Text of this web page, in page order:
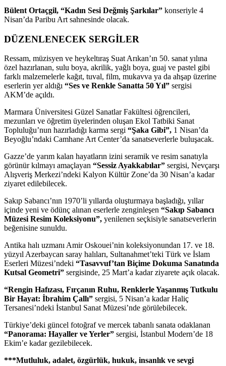
Bülent Ortaçgil, “Kadın Sesi Değmiş Şarkılar” konseriyle 4
Nisan’da Paribu Art sahnesinde olacak.
DÜZENLENECEK SERGİLER
Ressam, müzisyen ve heykeltıraş Suat Arıkan’ın 50. sanat yılına
özel hazırlanan, sulu boya, akrilik, yağlı boya, guaj ve pastel gibi
farklı malzemelerle kağıt, tuval, film, mukavva ya da ahşap üzerine
eserlerin yer aldığı “Ses ve Renkle Sanatta 50 Yıl” sergisi
AKM’de açıldı.
Marmara Üniversitesi Güzel Sanatlar Fakültesi öğrencileri,
mezunları ve öğretim üyelerinden oluşan Ekol Tatbiki Sanat
Topluluğu’nun hazırladığı karma sergi “Şaka Gibi”, 1 Nisan’da
Beyoğlu’ndaki Camhane Art Center’da sanatseverlerle buluşacak.
Gazze’de yarım kalan hayatların izini seramik ve resim sanatıyla
görünür kılmayı amaçlayan “Sessiz Ayakkabılar” sergisi, Nevçarşı
Alışveriş Merkezi’ndeki Kalyon Kültür Zone’da 30 Nisan’a kadar
ziyaret edilebilecek.
Sakıp Sabancı’nın 1970’li yıllarda oluşturmaya başladığı, yıllar
içinde yeni ve ödünç alınan eserlerle zenginleşen “Sakıp Sabancı
Müzesi Resim Koleksiyonu”, yenilenen seçkisiyle sanatseverlerin
beğenisine sunuldu.
Antika halı uzmanı Amir Oskouei’nin koleksiyonundan 17. ve 18.
yüzyıl Azerbaycan saray halıları, Sultanahmet’teki Türk ve İslam
Eserleri Müzesi’ndeki “Tasavvuf’tan Biçime Dokuma Sanatında
Kutsal Geometri” sergisinde, 25 Mart’a kadar ziyarete açık olacak.
“Rengin Hafızası, Fırçanın Ruhu, Renklerle Yaşanmış Tutkulu
Bir Hayat: İbrahim Çallı” sergisi, 5 Nisan’a kadar Haliç
Tersanesi’ndeki İstanbul Sanat Müzesi’nde görülebilecek.
Türkiye’deki güncel fotoğraf ve mercek tabanlı sanata odaklanan
“Panorama: Hayaller ve Yerler” sergisi, İstanbul Modern’de 18
Ekim’e kadar gezilebilecek.
***Mutluluk, adalet, özgürlük, hukuk, insanlık ve sevgi